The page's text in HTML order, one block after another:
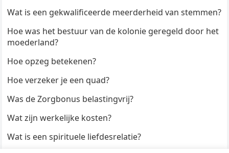
Wat is een gekwalificeerde meerderheid van stemmen?
Hoe was het bestuur van de kolonie geregeld door het
moederland?
Hoe opzeg betekenen?
Hoe verzeker je een quad?
Was de Zorgbonus belastingvrij?
Wat zijn werkelijke kosten?
Wat is een spirituele liefdesrelatie?